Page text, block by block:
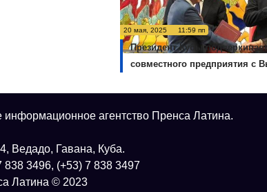
20 мая, 2025 11:59 пп
Президент Кубы
совместного предприятия с
агентство Пренса Латина.
Ведадо, Гавана, Куба.
838 3496, (+53) 7 838 3497
Латина © 2023